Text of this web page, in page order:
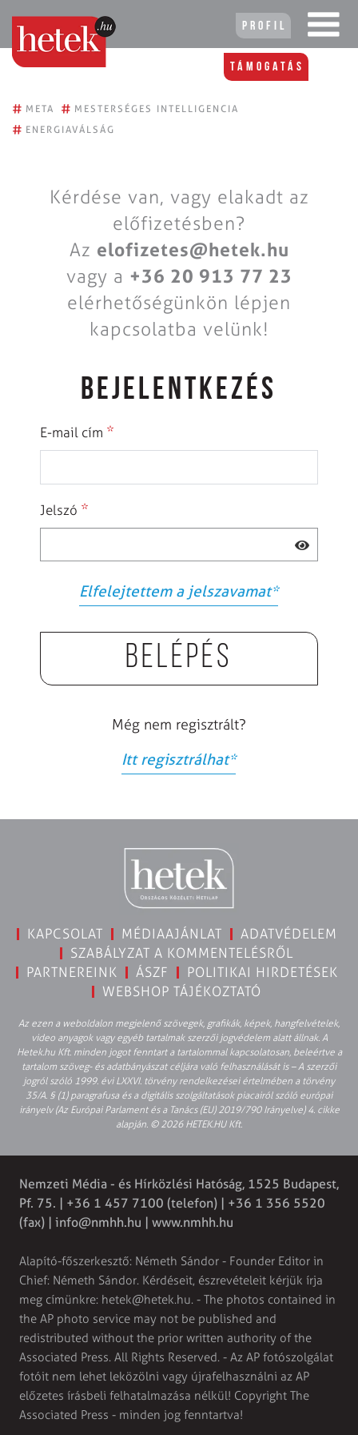
Profil
Támogatás
# META # MESTERSÉGES INTELLIGENCIA
# ENERGIAVÁLSÁG
Kérdése van, vagy elakadt az
előfizetésben?
Az elofizetes@hetek.hu
vagy a +36 20 913 77 23
elérhetőségünkön lépjen
kapcsolatba velünk!
BEJELENTKEZÉS
E-mail cím *
Jelszó *
Elfelejtettem a jelszavamat*
Belépés
Még nem regisztrált?
Itt regisztrálhat*
KAPCSOLAT MÉDIAAJÁNLAT
ADATVÉDELEM
SZABÁLYZAT A KOMMENTELÉSRŐL
PARTNEREINK
ÁSZF
POLITIKAI HIRDETÉSEK
WEBSHOP TÁJÉKOZTATÓ
Az ezen a weboldalon megjelenő szövegek, grafikák, képek, hangfelvételek,
video anyagok vagy egyéb tartalmak szerzői jogvédelem alatt állnak. A
Hetek.hu Kft. minden jogot fenntart a tartalommal kapcsolatosan, beleértve a
tartalom szöveg- és adatbányászat céljára való felhasználását is – A szerzői
jogról szóló 1999. évi LXXVI. törvény rendelkezései értelmében a törvény
35/A. § (1) paragrafusa és a digitális szolgáltatások piacairól szóló európai
irányelv (Az Európai Parlament és a Tanács (EU) 2019/790 Irányelve) 4. cikke
alapján. © 2026 HETEK.HU Kft.
Nemzeti Média - és Hírközlési Hatóság, 1525 Budapest,
Pf. 75. | +36 1 457 7100 (telefon) | +36 1 356 5520
(fax) | info@nmhh.hu | www.nmhh.hu
Alapító-főszerkesztő: Németh Sándor - Founder Editor in
Chief: Németh Sándor. Kérdéseit, észrevételeit kérjük írja
meg címünkre: hetek@hetek.hu. - The photos contained in
the AP photo service may not be published and
redistributed without the prior written authority of the
Associated Press. All Rights Reserved. - Az AP fotószolgálat
fotóit nem lehet leközölni vagy újrafelhasználni az AP
előzetes írásbeli felhatalmazása nélkül! Copyright The
Associated Press - minden jog fenntartva!